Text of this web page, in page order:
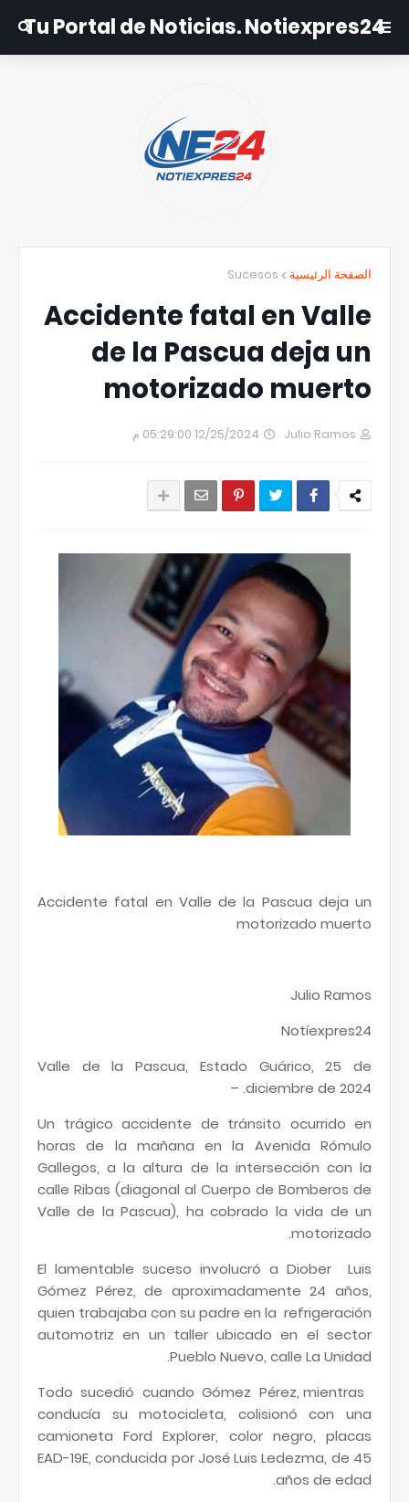
Tu Portal de Noticias. Notiexpres24
الصفحة الرئيسية Sucesos
Accidente fatal en Valle
de la Pascua deja un
motorizado muerto
Julio Ramos 12/25/2024 05:29:00 م
Accidente fatal en Valle de la Pascua deja un
motorizado muerto
Julio Ramos
Notíexpres24
Valle de la Pascua, Estado Guárico, 25 de
diciembre de 2024. –
Un trágico accidente de tránsito ocurrido en
horas de la mañana en la Avenida Rómulo
Gallegos, a la altura de la intersección con la
calle Ribas (diagonal al Cuerpo de Bomberos de
Valle de la Pascua), ha cobrado la vida de un
motorizado.
El lamentable suceso involucró a Diober Luis
Gómez Pérez, de aproximadamente 24 años,
quien trabajaba con su padre en la refrigeración
automotriz en un taller ubicado en el sector
Pueblo Nuevo, calle La Unidad.
Todo sucedió cuando Gómez Pérez, mientras
conducía su motocicleta, colisionó con una
camioneta Ford Explorer, color negro, placas
EAD-19E, conducida por José Luis Ledezma, de 45
años de edad.